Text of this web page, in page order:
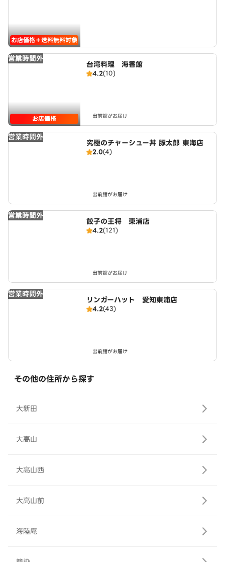
お店価格＋送料無料対象
営業時間外
お店価格
台湾料理 海香館
4.2(10)
出前館がお届け
営業時間外
究極のチャーシュー丼 豚太郎 東海店
2.0(4)
出前館がお届け
営業時間外
餃子の王将 東浦店
4.2(121)
出前館がお届け
営業時間外
リンガーハット 愛知東浦店
4.2(43)
出前館がお届け
その他の住所から探す
大新田
大高山
大高山西
大高山前
海陸庵